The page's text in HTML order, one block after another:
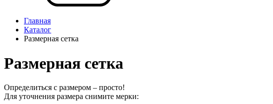
Главная
Каталог
Размерная сетка
Размерная сетка
Определиться с размером – просто!
Для уточнения размера снимите мерки: